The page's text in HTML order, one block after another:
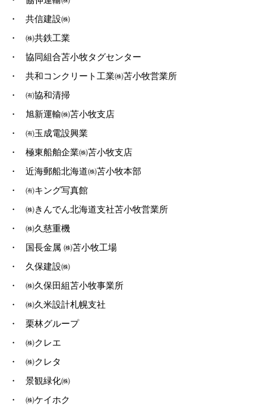
・
共信建設㈱
・
㈱共鉄工業
・
協同組合苫小牧タグセンター
・
共和コンクリート工業㈱苫小牧営業所
・
㈲協和清掃
・
旭新運輸㈱苫小牧支店
・
㈲玉成電設興業
・
極東船舶企業㈱苫小牧支店
・
近海郵船北海道㈱苫小牧本部
・
㈲キング写真館
・
㈱きんでん北海道支社苫小牧営業所
・
㈱久慈重機
・
国長金属 ㈱苫小牧工場
・
久保建設㈱
・
㈱久保田組苫小牧事業所
・
㈱久米設計札幌支社
・
栗林グループ
・
㈱クレエ
・
㈱クレタ
・
景観緑化㈱
・
㈱ケイホク